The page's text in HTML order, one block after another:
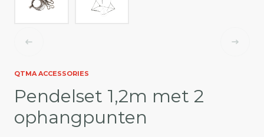
QTMA ACCESSORIES
Pendelset 1,2m met 2
ophangpunten